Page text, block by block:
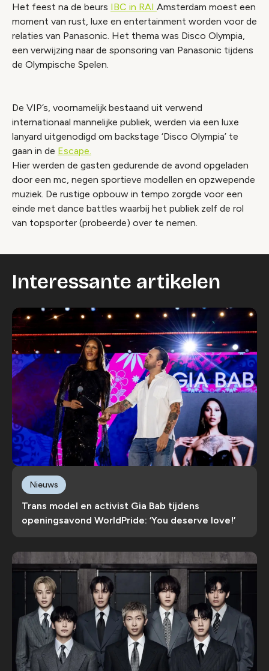
Het feest na de beurs IBC in RAI Amsterdam moest een
moment van rust, luxe en entertainment worden voor de
relaties van Panasonic. Het thema was Disco Olympia,
een verwijzing naar de sponsoring van Panasonic tijdens
de Olympische Spelen.
De VIP’s, voornamelijk bestaand uit verwend
internationaal mannelijke publiek, werden via een luxe
lanyard uitgenodigd om backstage ‘Disco Olympia’ te
gaan in de Escape.
Hier werden de gasten gedurende de avond opgeladen
door een mc, negen sportieve modellen en opzwepende
muziek. De rustige opbouw in tempo zorgde voor een
einde met dance battles waarbij het publiek zelf de rol
van topsporter (probeerde) over te nemen.
Interessante artikelen
Trans model en activist Gia Bab tijdens
openingsavond WorldPride: ‘You deserve love!’
Nieuws